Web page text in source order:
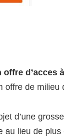
offre d’acces
offre de
d’une
au lieu de plus